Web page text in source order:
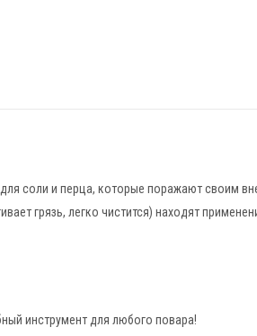
соли и перца, которые поражают своим
грязь, легко чистится) находят
инструмент для любого повара!